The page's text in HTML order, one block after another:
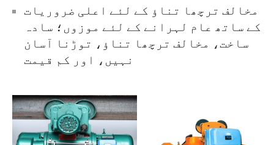
مخالف ترچھا تناؤ کے لئے اعلی ضروریات
کے ساتھ عام لہرانے کے لئے موزوں؛ سادہ
ساخت، مخالف ترچھا تناؤ، توڑنا آسان
نہیں، اور کم قیمت